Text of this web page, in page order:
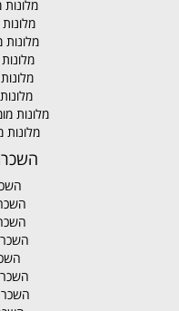
מלונות
מלונות
מלונות